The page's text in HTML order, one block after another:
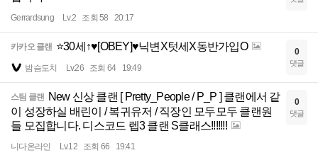
Gerrardsung Lv.2 조회 58 20:17
카카오 클랜 ⭐30세↑♥️[OBEY]♥️닉변X텃세X동반가입O
밤슴도치 Lv.26 조회 64 19:49
0
댓글
스팀 클랜 New 신상 클랜 [ Pretty_People / P_P ] 클랜에서 같
이 성장하실 배린이 / 복귀유저 / 직장인 모두모두 클랜원
들 모집합니다. 디스코드 렙3 클랜 S클래스!!!!!!!
니다온라인 Lv.12 조회 66 19:41
0
댓글